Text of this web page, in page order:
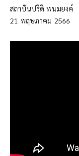
สถาบันปรีดี พนมยงค์
21 พฤษภาคม 2566